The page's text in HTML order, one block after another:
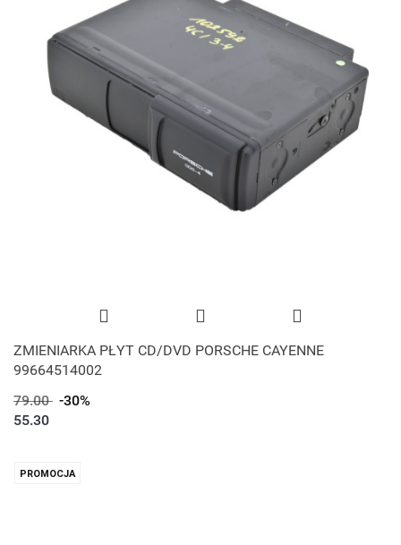
ZMIENIARKA PŁYT CD/DVD PORSCHE CAYENNE
99664514002
79.00 -30%
55.30
PROMOCJA